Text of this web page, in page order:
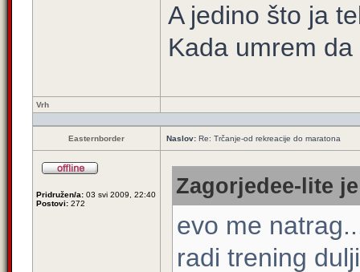
A jedino što ja
Kada umrem
Vrh
Easternborder Naslov: Re: Trčanje-od rekreacije do maratona
Pridružen/a: 03 svi 2009, 22:40
Postovi: 272
Zagorjedee-lite
evo me
radi trening